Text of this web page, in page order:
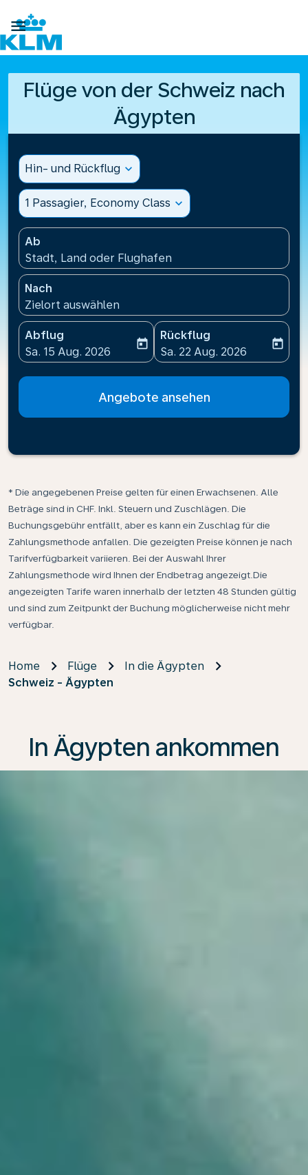

Flüge von der Schweiz nach
Ägypten
Hin- und Rückflug expand_more
1 Passagier, Economy Class expand_more
Ab
Stadt, Land oder Flughafen
Nach
Zielort auswählen
Abflug
fc-booking-departure-date-aria-label
Sa. 15 Aug. 2026
today
Rückflug
fc-booking-return-date-
Sa. 22 Aug. 2026
today
Angebote ansehen
* Die angegebenen Preise gelten für einen Erwachsenen. Alle
Beträge sind in CHF. Inkl. Steuern und Zuschlägen. Die
Buchungsgebühr entfällt, aber es kann ein Zuschlag für die
Zahlungsmethode anfallen. Die gezeigten Preise können je nach
Tarifverfügbarkeit variieren. Bei der Auswahl Ihrer
Zahlungsmethode wird Ihnen der Endbetrag angezeigt.Die
angezeigten Tarife waren innerhalb der letzten 48 Stunden gültig
und sind zum Zeitpunkt der Buchung möglicherweise nicht mehr
verfügbar.
Home Flüge
In die Ägypten
Schweiz - Ägypten
In Ägypten ankommen